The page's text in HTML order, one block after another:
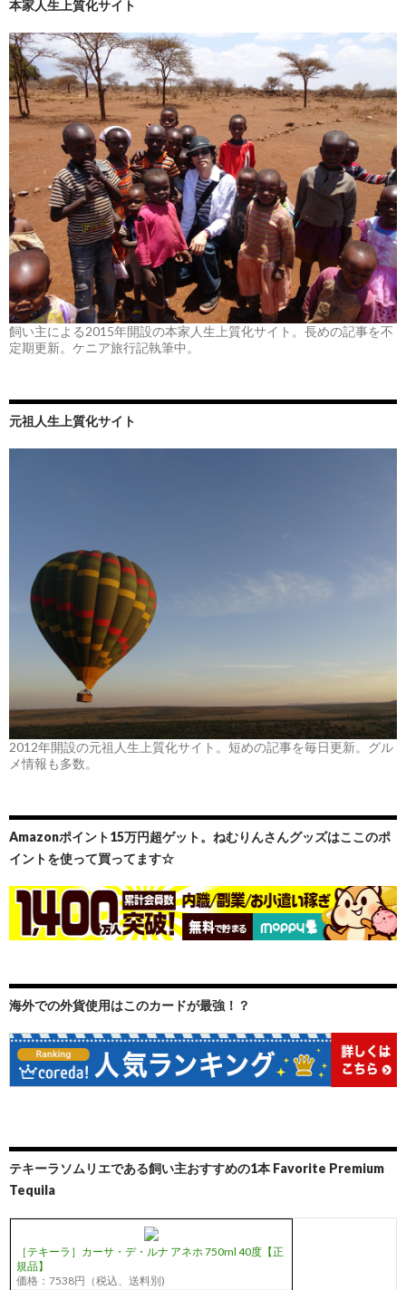
本家人生上質化サイト
飼い主による2015年開設の本家人生上質化サイト。長めの記事を不
定期更新。ケニア旅行記執筆中。
元祖人生上質化サイト
2012年開設の元祖人生上質化サイト。短めの記事を毎日更新。グル
メ情報も多数。
Amazonポイント15万円超ゲット。ねむりんさんグッズはここのポ
イントを使って買ってます☆
海外での外貨使用はこのカードが最強！？
テキーラソムリエである飼い主おすすめの1本 Favorite Premium
Tequila
［テキーラ］カーサ・デ・ルナ アネホ 750ml 40度【正
規品】
価格：7538円（税込、送料別)